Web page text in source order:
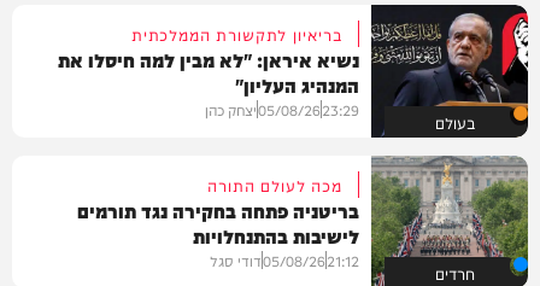
בעולם
בריאיון לתקשורת הממלכתית
נשיא איראן: "לא מבין למה חיסלו את
המנהיג העליון"
23:29
05/08/26יצחק כהן
חרדים
מכה לעולם התורה
בריטניה פתחה בחקירה נגד תורמים
לישיבות בהתנחלויות
21:12
05/08/26דודי סגל